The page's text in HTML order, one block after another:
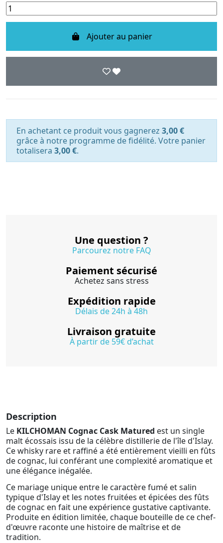
Ajouter au panier
En achetant ce produit vous gagnerez 3,00 €
grâce à notre programme de fidélité. Votre panier
totalisera 3,00 €.
Une question ?
Parcourez notre FAQ
Paiement sécurisé
Achetez sans stress
Expédition rapide
Délais de 24h à 48h
Livraison gratuite
À partir de 59€ d’achat
Description
Le KILCHOMAN Cognac Cask Matured est un single
malt écossais issu de la célèbre distillerie de l'île d'Islay.
Ce whisky rare et raffiné a été entièrement vieilli en fûts
de cognac, lui conférant une complexité aromatique et
une élégance inégalée.
Ce mariage unique entre le caractère fumé et salin
typique d'Islay et les notes fruitées et épicées des fûts
de cognac en fait une expérience gustative captivante.
Produite en édition limitée, chaque bouteille de ce chef-
d'œuvre raconte une histoire de maîtrise et de
tradition.